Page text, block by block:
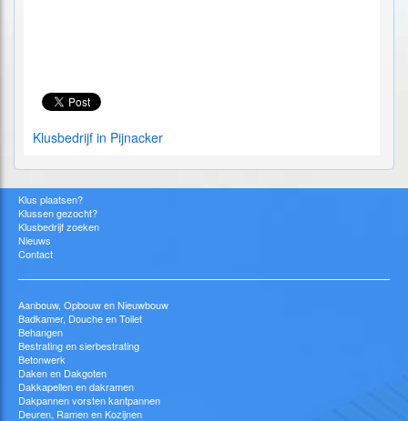
Klusbedrijf in Pijnacker
Klus plaatsen?
Klussen gezocht?
Klusbedrijf zoeken
Nieuws
Contact
Aanbouw, Opbouw en Nieuwbouw
Badkamer, Douche en Toilet
Behangen
Bestrating en sierbestrating
Betonwerk
Daken en Dakgoten
Dakkapellen en dakramen
Dakpannen vorsten kantpannen
Deuren, Ramen en Kozijnen